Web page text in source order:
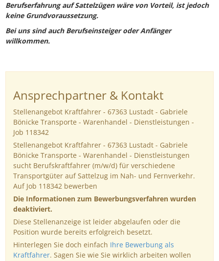
Berufserfahrung auf Sattelzügen wäre von Vorteil, ist jedoch
keine Grundvoraussetzung.
Bei uns sind auch Berufseinsteiger oder Anfänger
willkommen.
Ansprechpartner & Kontakt
Stellenangebot Kraftfahrer - 67363 Lustadt - Gabriele
Bönicke Transporte - Warenhandel - Dienstleistungen -
Job 118342
Stellenangebot Kraftfahrer - 67363 Lustadt - Gabriele
Bönicke Transporte - Warenhandel - Dienstleistungen
sucht Berufskraftfahrer (m/w/d) für verschiedene
Transportgüter auf Sattelzug im Nah- und Fernverkehr.
Auf Job 118342 bewerben
Die Informationen zum Bewerbungsverfahren wurden
deaktiviert.
Diese Stellenanzeige ist leider abgelaufen oder die
Position wurde bereits erfolgreich besetzt.
Hinterlegen Sie doch einfach Ihre Bewerbung als
Kraftfahrer. Sagen Sie wie Sie wirklich arbeiten wollen